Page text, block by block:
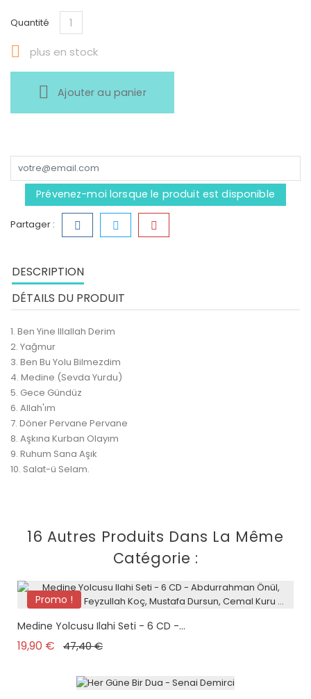
Quantité
 plus en stock
Ajouter au panier
Prévenez-moi lorsque le produit est disponible
Partager :
DESCRIPTION
DÉTAILS DU PRODUIT
1. Ben Yine Illallah Derim
2. Yağmur
3. Ben Bu Yolu Bilmezdim
4. Medine (Sevda Yurdu)
5. Gece Gündüz
6. Allah'ım
7. Döner Pervane Pervane
8. Aşkına Kurban Olayım
9. Ruhum Sana Aşık
10. Salat-ü Selam.
16 Autres Produits Dans La Même
Catégorie :
Promo !
Medine Yolcusu Ilahi Seti - 6 CD -...
19,90 € Prix de base
47,40 €Prix